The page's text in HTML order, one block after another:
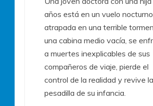
años está en un vuelo nocturno
atrapada en una terrible
una cabina medio vacía, se
a muertes inexplicables de sus
compañeros de viaje, pierde el
control de la realidad y revive
pesadilla de su infancia.